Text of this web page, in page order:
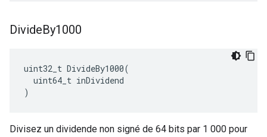
DivideBy1000
uint32_t DivideBy1000(
  uint64_t inDividend
)
Divisez un dividende non signé de 64 bits par 1 000 pour